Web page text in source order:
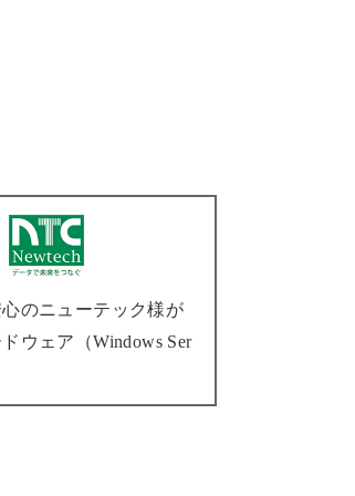
のニューテック様が
ウェア（Windows Ser